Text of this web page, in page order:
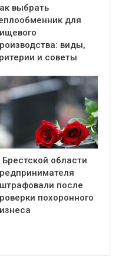
выбрать
для
виды,
и советы
Брестской области
после
похоронного